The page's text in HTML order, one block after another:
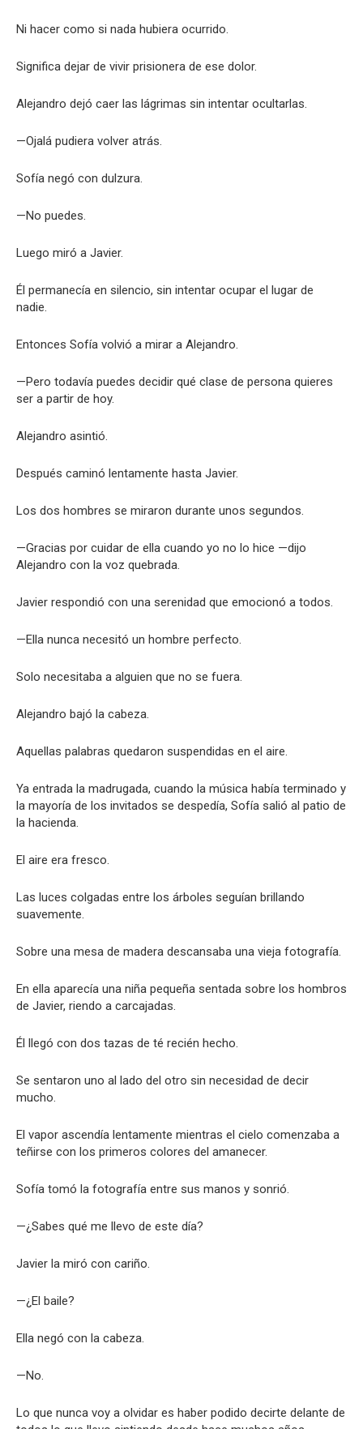
Ni hacer como si nada hubiera ocurrido.
Significa dejar de vivir prisionera de ese dolor.
Alejandro dejó caer las lágrimas sin intentar ocultarlas.
—Ojalá pudiera volver atrás.
Sofía negó con dulzura.
—No puedes.
Luego miró a Javier.
Él permanecía en silencio, sin intentar ocupar el lugar de
nadie.
Entonces Sofía volvió a mirar a Alejandro.
—Pero todavía puedes decidir qué clase de persona quieres
ser a partir de hoy.
Alejandro asintió.
Después caminó lentamente hasta Javier.
Los dos hombres se miraron durante unos segundos.
—Gracias por cuidar de ella cuando yo no lo hice —dijo
Alejandro con la voz quebrada.
Javier respondió con una serenidad que emocionó a todos.
—Ella nunca necesitó un hombre perfecto.
Solo necesitaba a alguien que no se fuera.
Alejandro bajó la cabeza.
Aquellas palabras quedaron suspendidas en el aire.
Ya entrada la madrugada, cuando la música había terminado y
la mayoría de los invitados se despedía, Sofía salió al patio de
la hacienda.
El aire era fresco.
Las luces colgadas entre los árboles seguían brillando
suavemente.
Sobre una mesa de madera descansaba una vieja fotografía.
En ella aparecía una niña pequeña sentada sobre los hombros
de Javier, riendo a carcajadas.
Él llegó con dos tazas de té recién hecho.
Se sentaron uno al lado del otro sin necesidad de decir
mucho.
El vapor ascendía lentamente mientras el cielo comenzaba a
teñirse con los primeros colores del amanecer.
Sofía tomó la fotografía entre sus manos y sonrió.
—¿Sabes qué me llevo de este día?
Javier la miró con cariño.
—¿El baile?
Ella negó con la cabeza.
—No.
Lo que nunca voy a olvidar es haber podido decirte delante de